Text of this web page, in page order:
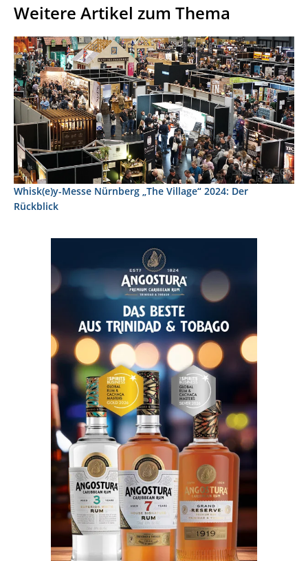
Weitere Artikel zum Thema
Whisk(e)y-Messe Nürnberg „The Village“ 2024: Der
Rückblick